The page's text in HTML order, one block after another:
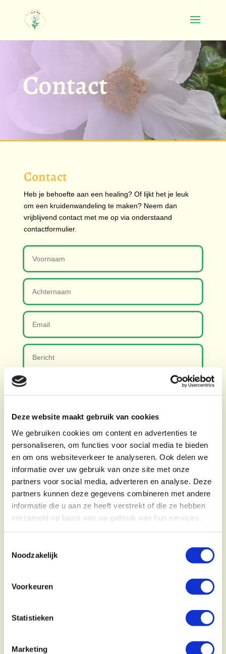
Deze website maakt gebruik van cookies
We gebruiken cookies om content en advertenties te
personaliseren, om functies voor social media te bieden
en om ons websiteverkeer te analyseren. Ook delen we
informatie over uw gebruik van onze site met onze
partners voor social media, adverteren en analyse. Deze
partners kunnen deze gegevens combineren met andere
informatie die u aan ze heeft verstrekt of die ze hebben
verzameld op basis van uw gebruik van hun services.
Noodzakelijk
Voorkeuren
Statistieken
Marketing
Contact
Contact
Heb je behoefte aan een healing? Of lijkt het je leuk
om een kruidenwandeling te maken? Neem dan
vrijblijvend contact met me op via onderstaand
contactformulier.
10 + 2= Indienen